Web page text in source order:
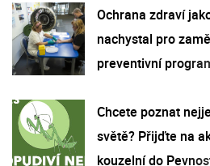
Ochrana zdraví
nachystal pro
preventivní
Chcete poznat
světě? Přijďte na
kouzelní do